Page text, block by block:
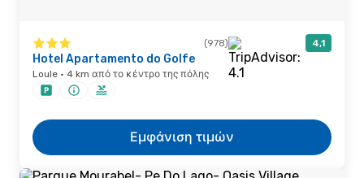
(978) 4,1
Hotel Apartamento do Golfe
Loule · 4 km από το κέντρο της πόλης
Εμφάνιση τιμών